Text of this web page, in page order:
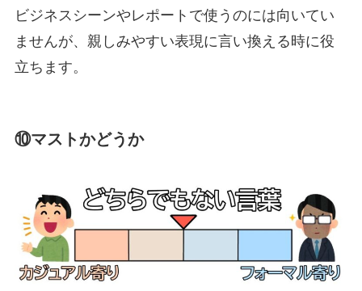
ビジネスシーンやレポートで使うのには向いてい
ませんが、親しみやすい表現に言い換える時に役
立ちます。
⑩マストかどうか